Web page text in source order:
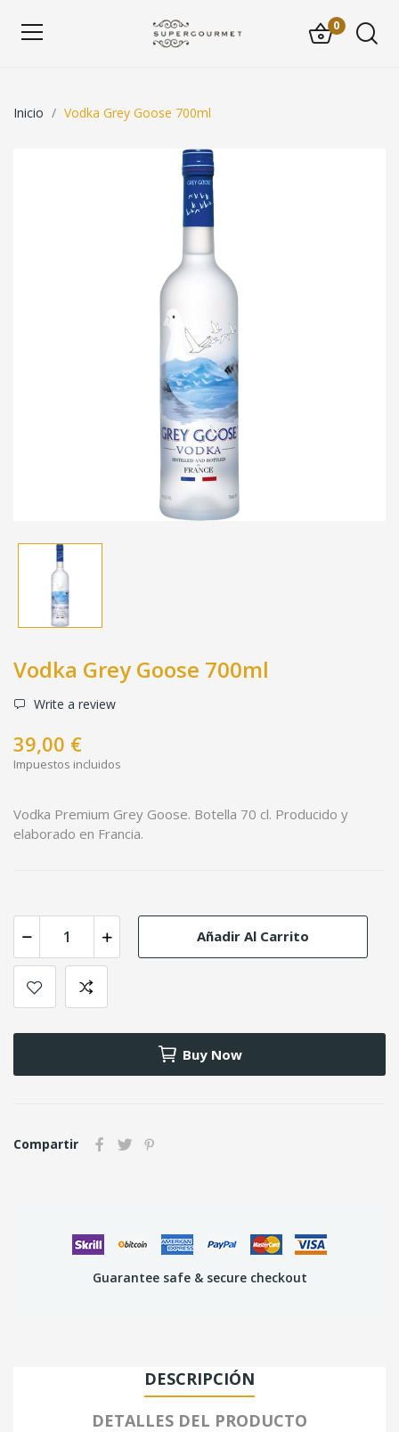
0
Inicio Vodka Grey Goose 700ml
Vodka Grey Goose 700ml
Write a review
39,00 €
Impuestos incluidos
Vodka Premium Grey Goose. Botella 70 cl. Producido y
elaborado en Francia.
Añadir Al Carrito
Buy Now
Compartir
Guarantee safe & secure checkout
DESCRIPCIÓN
DETALLES DEL PRODUCTO